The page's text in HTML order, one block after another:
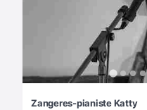
Zangeres-pianiste Katty